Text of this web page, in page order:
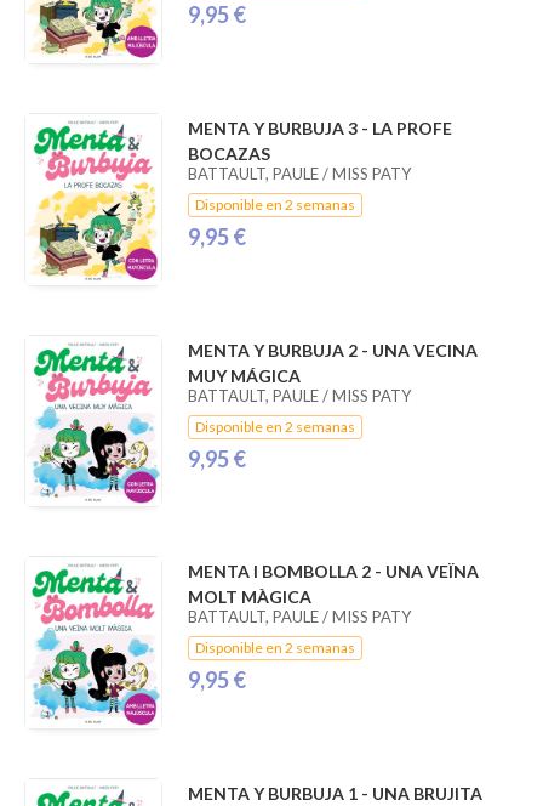
9,95 €
MENTA Y BURBUJA 3 - LA PROFE
BOCAZAS
BATTAULT, PAULE / MISS PATY
Disponible en 2 semanas
9,95 €
MENTA Y BURBUJA 2 - UNA VECINA
MUY MÁGICA
BATTAULT, PAULE / MISS PATY
Disponible en 2 semanas
9,95 €
MENTA I BOMBOLLA 2 - UNA VEÏNA
MOLT MÀGICA
BATTAULT, PAULE / MISS PATY
Disponible en 2 semanas
9,95 €
MENTA Y BURBUJA 1 - UNA BRUJITA